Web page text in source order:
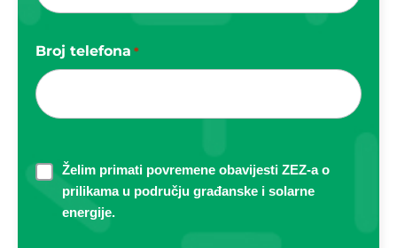
Broj telefona *
Newsletter
Želim primati povremene obavijesti ZEZ-a o
prilikama u području građanske i solarne
energije.